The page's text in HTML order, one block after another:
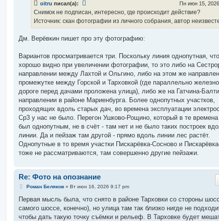
oitru писал(а): Пн июн 15,
Снимок не подписан, интересно, где происходит действие?
Источник: скан фотографии из личного собрания, автор
Дм. Верёвкин пишет про эту фотографию:
Вариантов просматривается три. Поскольку линия однопутная, что
хорошо видно при увеличении фотографии, то это либо на
направлении между Лахтой и Ольгино, либо на этом же
промежутке между Горской и Тарховкой (где параллельно
дороге перед дачами проложена улица), либо же на Гатчина-
направлении в районе Мариенбурга. Более однопутных участков,
проходящих вдоль старых дач, во времена эксплуатации
Ср3 у нас не было. Перегон Ушково-Рощино, который в те
был однопутным, не в счёт - там нет и не было таких построек
линии. Да и пейзаж там другой - прямо вдоль линии лес растёт.
Однопутные в то время участки Пискарёвка-Сосново и
тоже не рассматриваются, там совершенно другие пейзажи.
Re: Фото на опознание
С
о
б
щ
е
Роман Беляков» Вт июн 16, 2026 9:17 pm
Первая мысль была, что снято в районе Тарховки со стороны
самого шоссе, конечно), но улица там так близко нигде не
чтобы дать такую точку съёмки и рельеф. В Тарховке будет